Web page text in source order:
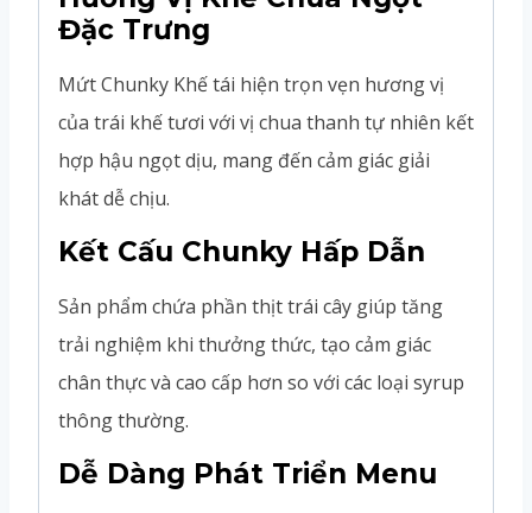
Đặc Trưng
Mứt Chunky Khế tái hiện trọn vẹn hương vị
của trái khế tươi với vị chua thanh tự nhiên kết
hợp hậu ngọt dịu, mang đến cảm giác giải
khát dễ chịu.
Kết Cấu Chunky Hấp Dẫn
Sản phẩm chứa phần thịt trái cây giúp tăng
trải nghiệm khi thưởng thức, tạo cảm giác
chân thực và cao cấp hơn so với các loại syrup
thông thường.
Dễ Dàng Phát Triển Menu